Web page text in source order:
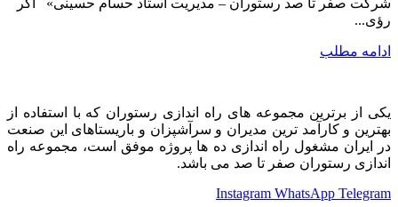
رؤی...
ادامه مطلب
یکی از برترین مجموعه های راه اندازی رستوران که با استفاده از
بهترین و کارآمد ترین مدیران و سرآشپزان و باریستاهای این صنعت
در ایران مشغول راه اندازی ده ها پروژه موفق است، مجموعه راه
اندازی رستوران صفر تا صد می باشد.
Instagram WhatsApp Telegram